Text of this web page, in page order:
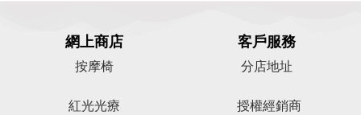
網上商店
按摩椅
紅光光療
客戶服務
分店地址
授權經銷商